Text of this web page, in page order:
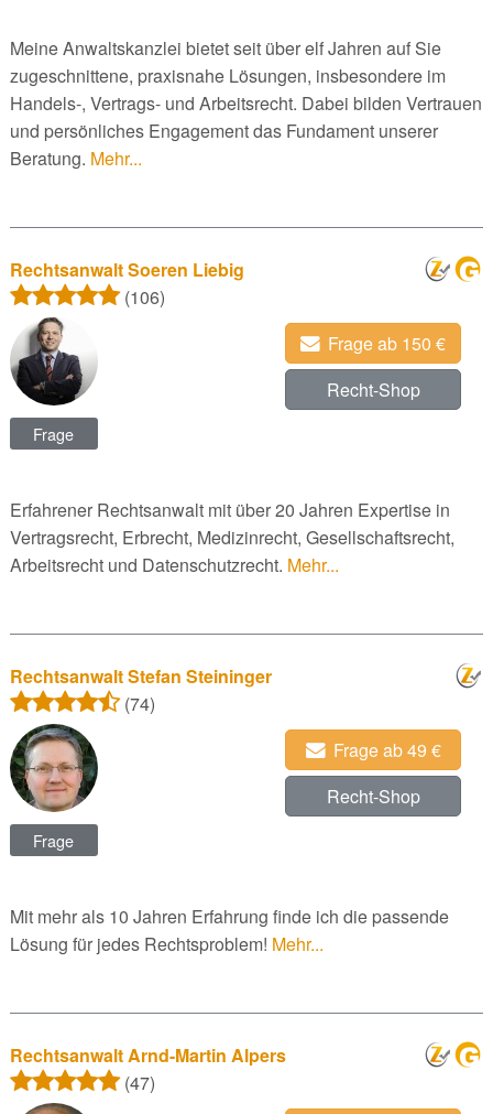
Meine Anwaltskanzlei bietet seit über elf Jahren auf Sie
zugeschnittene, praxisnahe Lösungen, insbesondere im
Handels-, Vertrags- und Arbeitsrecht. Dabei bilden Vertrauen
und persönliches Engagement das Fundament unserer
Beratung. Mehr...
Rechtsanwalt Soeren Liebig
(106)
Frage
Frage ab 150 €
Recht-Shop
Erfahrener Rechtsanwalt mit über 20 Jahren Expertise in
Vertragsrecht, Erbrecht, Medizinrecht, Gesellschaftsrecht,
Arbeitsrecht und Datenschutzrecht. Mehr...
Rechtsanwalt Stefan Steininger
(74)
Frage
Frage ab 49 €
Recht-Shop
Mit mehr als 10 Jahren Erfahrung finde ich die passende
Lösung für jedes Rechtsproblem! Mehr...
Rechtsanwalt Arnd-Martin Alpers
(47)